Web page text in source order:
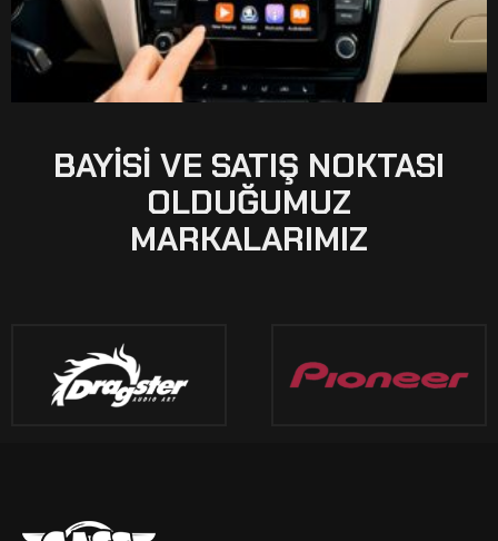
BAYISI VE SATIŞ NOKTASI
OLDUĞUMUZ
MARKALARIMIZ